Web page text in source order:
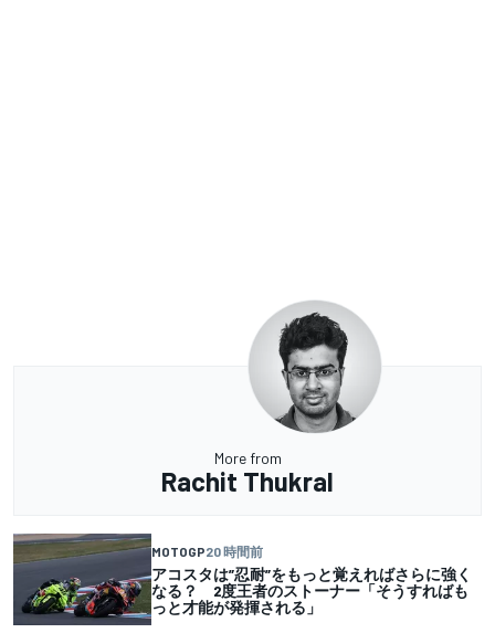
More from
Rachit Thukral
MOTOGP20 時間前
アコスタは”忍耐”をもっと覚えればさらに強く
なる？ 2度王者のストーナー「そうすればも
っと才能が発揮される」